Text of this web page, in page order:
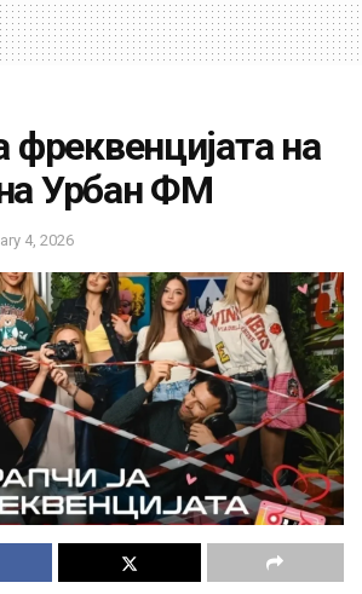
фреквенцијата на
Урбан ФМ
4, 2026